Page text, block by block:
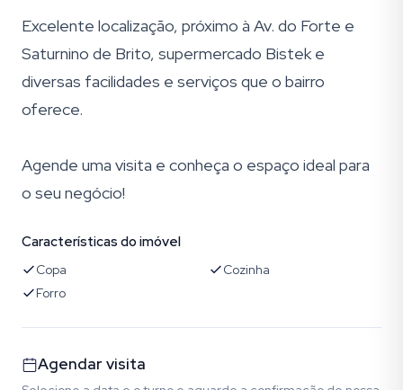
Excelente localização, próximo à Av. do Forte e
Saturnino de Brito, supermercado Bistek e
diversas facilidades e serviços que o bairro
oferece.
Agende uma visita e conheça o espaço ideal para
o seu negócio!
Características do imóvel
Copa
Cozinha
Forro
Agendar visita